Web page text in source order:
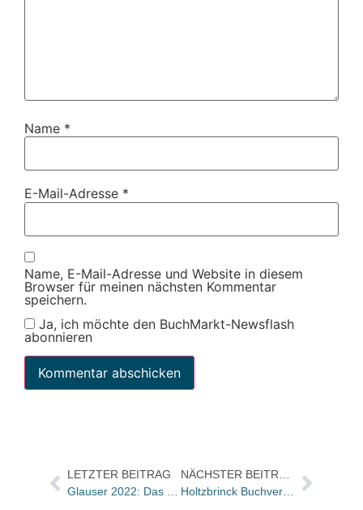
Name *
E-Mail-Adresse *
Name, E-Mail-Adresse und Website in diesem
Browser für meinen nächsten Kommentar
speichern.
Ja, ich möchte den BuchMarkt-Newsflash
abonnieren
LETZTER BEITRAG
Glauser 2022: Das sind die Gewinner*innen
NÄCHSTER BEITRAG
Holtzbrinck Buchverlage: Walid Nakschbandi wird Geschäftsführer und Group Chief Innovation Officer